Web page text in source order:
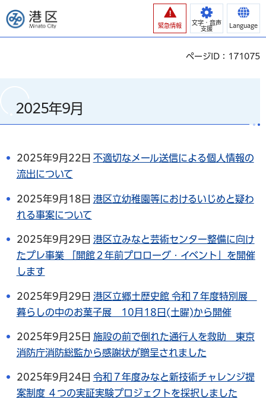
港区
緊急情報
文字・音声
支援
Language
ページID：171075
2025年9月
2025年9月22日 不適切なメール送信による個人情報の
流出について
2025年9月18日 港区立幼稚園等におけるいじめと疑わ
れる事案について
2025年9月29日 港区立みなと芸術センター整備に向け
たプレ事業 「開館２年前プロローグ・イベント」を開催
します
2025年9月29日 港区立郷土歴史館 令和７年度特別展
暮らしの中のお菓子展 10月18日(土曜)から開催
2025年9月25日 施設の前で倒れた通行人を救助 東京
消防庁消防総監から感謝状が贈呈されました
2025年9月24日 令和７年度みなと新技術チャレンジ提
案制度 ４つの実証実験プロジェクトを採択しました